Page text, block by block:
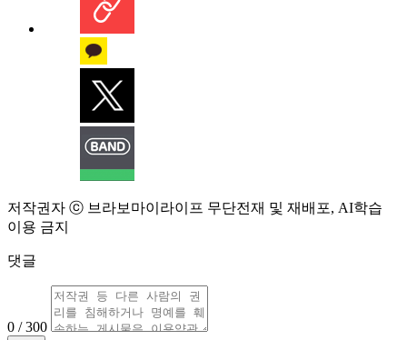
저작권자 ⓒ 브라보마이라이프 무단전재 및 재배포, AI학습
이용 금지
댓글
0 / 300